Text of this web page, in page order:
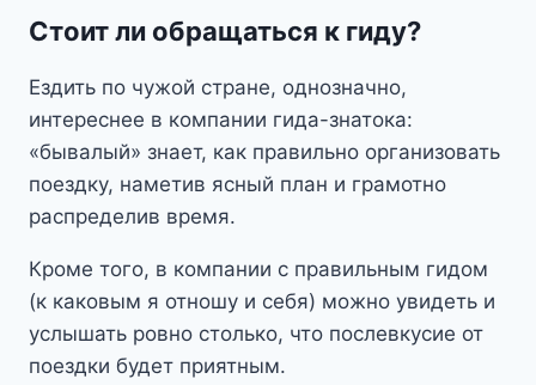
Стоит ли обращаться к гиду?
Ездить по чужой стране, однозначно,
интереснее в компании гида-знатока:
«бывалый» знает, как правильно организовать
поездку, наметив ясный план и грамотно
распределив время.
Кроме того, в компании с правильным гидом
(к каковым я отношу и себя) можно увидеть и
услышать ровно столько, что послевкусие от
поездки будет приятным.